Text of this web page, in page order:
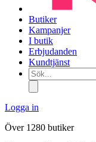
Butiker
Kampanjer
I butik
Erbjudanden
Kundtjänst
Sök...
Logga in
Över 1280 butiker